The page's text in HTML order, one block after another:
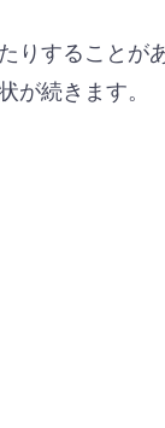
りすることが
続きます。